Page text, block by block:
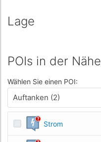
Lage
POIs in der Nähe
Wählen Sie einen POI:
Auftanken (2)
Strom